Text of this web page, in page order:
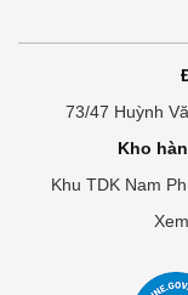
73/47 Huỳnh
Kho
Khu TDK Nam